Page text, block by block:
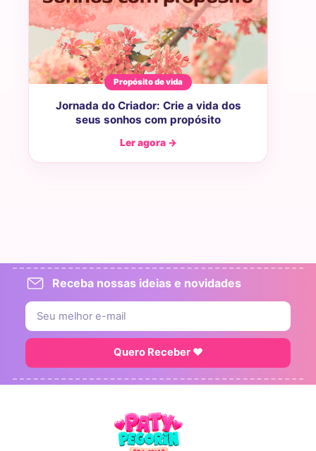
Propósito de vida
Jornada do Criador: Crie a vida dos
seus sonhos com propósito
Ler agora →
Receba nossas ideias e novidades
Quero Receber ♥